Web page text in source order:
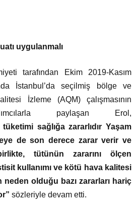
uygulanmalı
tarafından Ekim 2019-Kasım
İstanbul’da seçilmiş bölge ve
İzleme (AQM) çalışmasının
paylaşan Erol,
sağlığa zararlıdır Yaşam
de son derece zarar verir ve
tütünün zararını ölçen
kullanımı ve kötü hava kalitesi
olduğu bazı zararları hariç
sözleriyle devam etti.